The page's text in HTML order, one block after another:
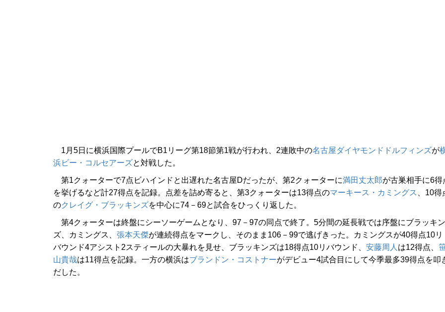
1月5日に横浜国際プールでB1リーグ第18節第1戦が行われ、2連敗中の名古屋ダイヤモンドドルフィンズが
浜ビー・コルセアーズと対戦した。
第1クォーターで7点ビハインドと出遅れた名古屋Dだったが、第2クォーターに満田丈太郎が古巣相手に6得
を挙げるなど計27得点を記録。点差を詰め寄ると、第3クォーターは13得点のマーキース・カミングス
、10得
のクレイグ・ブラッキンズを中心に74－69と試合をひっくり返した。
第4クォーターは終盤にシーソーゲームとなり、97－97の同点で終了。5分間の延長戦では序盤にブラッキン
ズ、カミングス、 張本天傑が連続得点をマークし、そのまま106－99で逃げきった。カミングスが40得点10リ
バウンド4アシスト2スティールの大暴れを見せ、ブラッキンズは18得点10リバウンド、 安藤周人 は12得点、
山貴哉は11得点を記録。一方の横浜はブランドン・コストナーがデビュー4試合目にして今季最多39得点を叩
だした。